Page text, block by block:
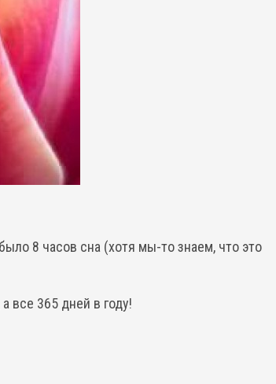
8 часов сна (хотя мы-то знаем, что это
все 365 дней в году!